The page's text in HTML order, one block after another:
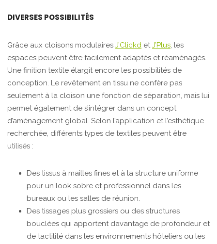
DIVERSES POSSIBILITÉS
Grâce aux cloisons modulaires J’Clickd etJ’Plus, les
espaces peuvent être facilement adaptés et réaménagés.
Une finition textile élargit encore les possibilités de
conception. Le revêtement en tissu ne confère pas
seulement à la cloison une fonction de séparation, mais lui
permet également de s’intégrer dans un concept
d’aménagement global. Selon l’application et l’esthétique
recherchée, différents types de textiles peuvent être
utilisés :
Des tissus à mailles fines et à la structure uniforme
pour un look sobre et professionnel dans les
bureaux ou les salles de réunion.
Des tissages plus grossiers ou des structures
bouclées qui apportent davantage de profondeur et
de tactilité dans les environnements hôteliers ou les